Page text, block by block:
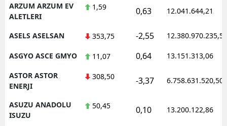
ARZUM ARZUM EV
ALETLERI
1,59 0,63 12.041.644,21
ASELS ASELSAN 353,75 -2,55 12.380.970.235,50
ASGYO ASCE GMYO 11,07 0,64 13.151.313,06
ASTOR ASTOR
ENERJI
308,50 -3,37 6.758.631.520,50
ASUZU ANADOLU
ISUZU
50,45 0,10 13.200.122,86